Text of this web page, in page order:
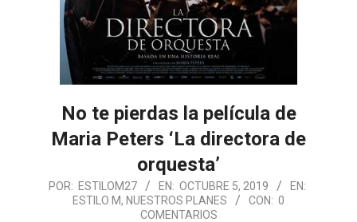
No te pierdas la película de
Maria Peters ‘La directora de
orquesta’
2019-
POR: ESTILOM27 EN: OCTUBRE 5, 2019
EN:
ESTILO M, NUESTROS PLANES CON: 0
COMENTARIOS